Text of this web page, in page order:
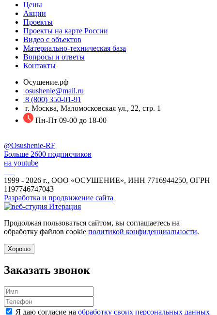
Цены
Акции
Проекты
Проекты на карте России
Видео с объектов
Материально-техническая база
Вопросы и ответы
Контакты
Осушение.рф
osushenie@mail.ru
8 (800) 350-01-91
г. Москва, Маломосковская ул., 22, стр. 1
Пн-Пт 09-00 до 18-00
@Osushenie-RF
Больше 2600 подписчиков
на youtube
1999 - 2026 г., ООО «ОСУШЕНИЕ», ИНН 7716944250, ОГРН
1197746747043
Разработка и продвижение сайта
Продолжая пользоваться сайтом, вы соглашаетесь на
обработку файлов cookie политикой конфиденциальности.
Хорошо
Заказать звонок
Я даю согласие на обработку своих персональных данных